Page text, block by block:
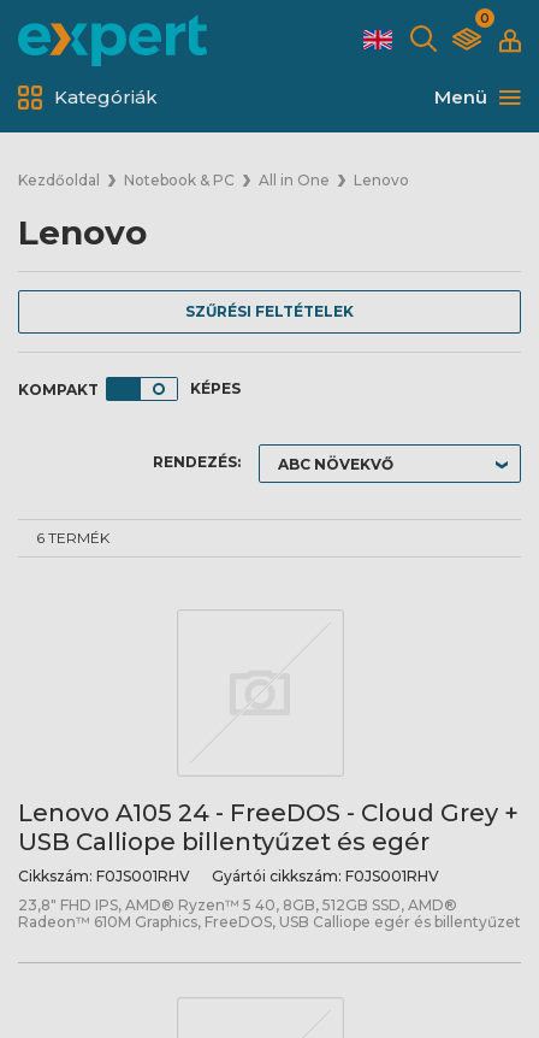
0
Menü
Kategóriák
Kezdőoldal Notebook & PC All in One Lenovo
Lenovo
SZŰRÉSI FELTÉTELEK
KÉPES
RENDEZÉS:
6 TERMÉK
Lenovo A105 24 - FreeDOS - Cloud Grey +
USB Calliope billentyűzet és egér
Cikkszám: F0JS001RHV Gyártói cikkszám: F0JS001RHV
23,8" FHD IPS, AMD® Ryzen™ 5 40, 8GB, 512GB SSD, AMD®
Radeon™ 610M Graphics, FreeDOS, USB Calliope egér és billentyűzet